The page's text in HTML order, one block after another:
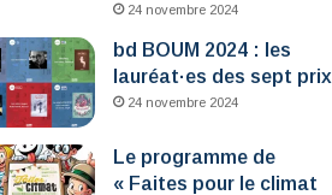
24 novembre 2024
bd BOUM 2024 : les
lauréat·es des sept prix
24 novembre 2024
Le programme de
« Faites pour le climat